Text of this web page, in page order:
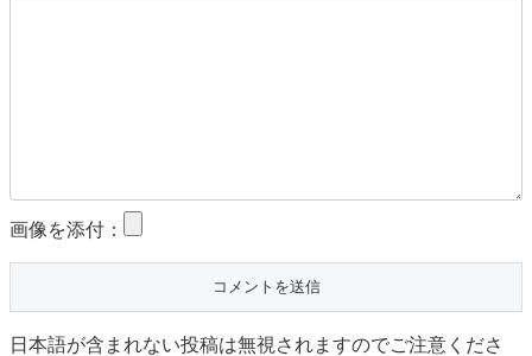
画像を添付：
日本語が含まれない投稿は無視されますのでご注意くださ